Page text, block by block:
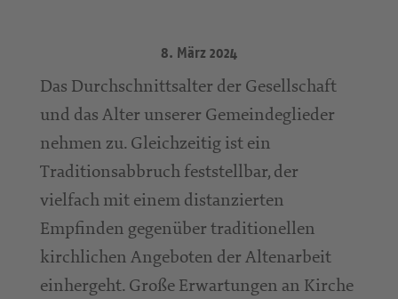
8. März 2024
Das Durchschnittsalter der Gesellschaft
und das Alter unserer Gemeindeglieder
nehmen zu. Gleichzeitig ist ein
Traditionsabbruch feststellbar, der
vielfach mit einem distanzierten
Empfinden gegenüber traditionellen
kirchlichen Angeboten der Altenarbeit
einhergeht. Große Erwartungen an Kirche